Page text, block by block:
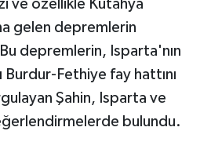
ve özellikle Kütahya
gelen depremlerin
depremlerin, Isparta'nın
Burdur-Fethiye fay hattını
Şahin, Isparta ve
bulundu.